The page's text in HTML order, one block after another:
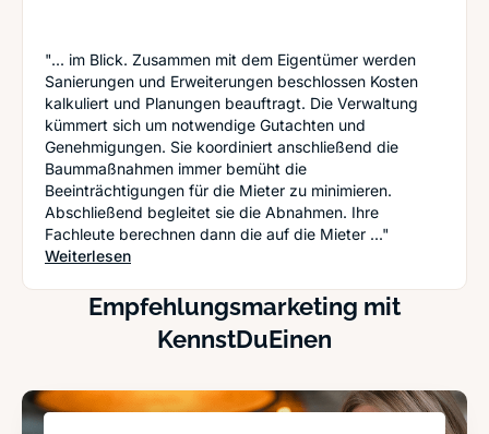
"... im Blick. Zusammen mit dem Eigentümer werden
Sanierungen und Erweiterungen beschlossen Kosten
kalkuliert und Planungen beauftragt. Die Verwaltung
kümmert sich um notwendige Gutachten und
Genehmigungen. Sie koordiniert anschließend die
Baummaßnahmen immer bemüht die
Beeinträchtigungen für die Mieter zu minimieren.
Abschließend begleitet sie die Abnahmen. Ihre
Fachleute berechnen dann die auf die Mieter ..."
Weiterlesen: Sieben Gründe warum Vermieter eine
Empfehlungsmarketing mit
KennstDuEinen